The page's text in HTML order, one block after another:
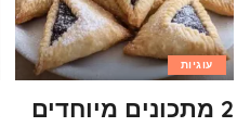
עוגיות
2 מתכונים מיוחדים